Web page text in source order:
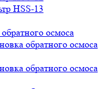
HSS-13
осмоса
обратного осмоса
обратного осмоса